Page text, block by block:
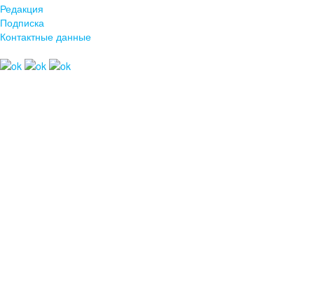
Редакция
Подписка
Контактные данные